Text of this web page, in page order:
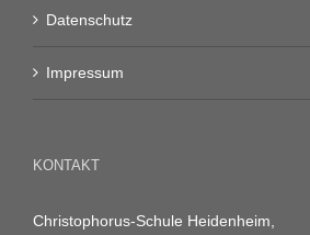
Datenschutz
Impressum
KONTAKT
Christophorus-Schule Heidenheim,